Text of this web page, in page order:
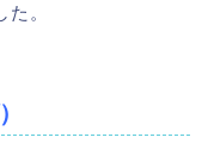
。